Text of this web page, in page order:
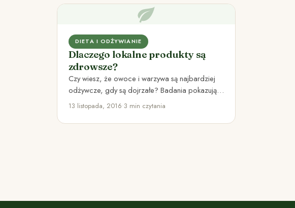
DIETA I ODŻYWIANIE
Dlaczego lokalne produkty są
zdrowsze?
Czy wiesz, że owoce i warzywa są najbardziej
odżywcze, gdy są dojrzałe? Badania pokazują,
że wiele składników odżywczych…
13 listopada, 2016•3 min czytania